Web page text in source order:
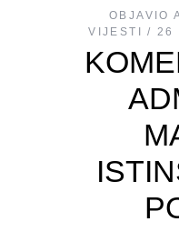
OBJAVIO
VIJESTI
26